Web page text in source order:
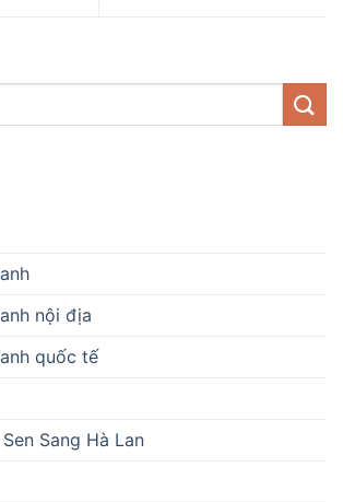
nội địa
quốc tế
Sang Hà Lan